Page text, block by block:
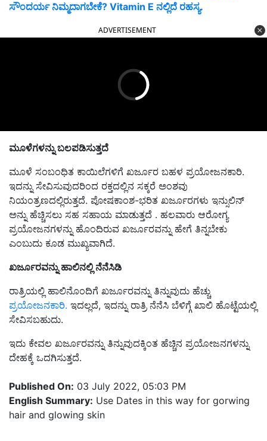
ಸೌಂದರ್ಯ ನಿಮ್ಮದಾಗಬೇಕೆ? Vitamin E ನಲ್ಲಿದೆ ರಹಸ್ಯ.
ADVERTISEMENT
ಮೂಳೆಗಳನ್ನು ಬಲಪಡಿಸುತ್ತದೆ
ಮೂಳೆ ಸಂಬಂಧಿತ ಕಾಯಿಲೆಗಳಿಗೆ ಖರ್ಜೂರ ಬಹಳ ಪ್ರಯೋಜನಕಾರಿ.
ಇದನ್ನು ಸೇವಿಸುವುದರಿಂದ ರಕ್ತದಲ್ಲಿನ ಸಕ್ಕರೆ ಅಂಶವು
ನಿಯಂತ್ರಣದಲ್ಲಿರುತ್ತದೆ. ಪೋಷಕಾಂಶ-ಭರಿತ ಖರ್ಜೂರಗಳು ಇನ್ಸುಲಿನ್
ಅನ್ನು ಹೆಚ್ಚಿಸಲು ಸಹ ಸಹಾಯ ಮಾಡುತ್ತದೆ . ಹಲವಾರು ಆರೋಗ್ಯ
ಪ್ರಯೋಜನಗಳನ್ನು ಹೊಂದಿರುವ ಖರ್ಜೂರವನ್ನು ಹೇಗೆ ತಿನ್ನಬೇಕು
ಎಂಬುದು ಕೂಡ ಮುಖ್ಯವಾಗಿದೆ.
ಖರ್ಜೂರವನ್ನು ಹಾಲಿನಲ್ಲಿ ನೆನೆಸಿಡಿ
ರಾತ್ರಿಯಲ್ಲಿ ಹಾಲಿನೊಂದಿಗೆ ಖರ್ಜೂರವನ್ನು ತಿನ್ನುವುದು ಹೆಚ್ಚು
ಪ್ರಯೋಜನಕಾರಿ. ಇದಲ್ಲದೆ, ಇದನ್ನು ರಾತ್ರಿ ನೆನೆಸಿ ಬೆಳಿಗ್ಗೆ ಖಾಲಿ ಹೊಟ್ಟೆಯಲ್ಲಿ
ಸೇವಿಸಬಹುದು.
ಇದು ಕೇವಲ ಖರ್ಜೂರವನ್ನು ತಿನ್ನುವುದಕ್ಕಿಂತ ಹೆಚ್ಚಿನ ಪ್ರಯೋಜನಗಳನ್ನು
ದೇಹಕ್ಕೆ ಒದಗಿಸುತ್ತದೆ.
Published On: 03 July 2022, 05:03 PM
English Summary: Use Dates in this way for gorwing
hair and glowing skin